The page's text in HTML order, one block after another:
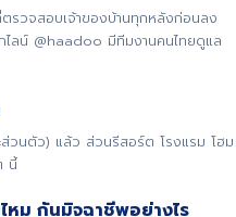
วจสอบเจ้าของบ้านทุกหลังก่อนลง
ลน์ @haadoo มีทีมงานคนไทยดูแล
วนตัว) แล้ว ส่วนรีสอร์ต โรงแรม โฮม
นี้
ม กันมิจฉาชีพอย่างไร